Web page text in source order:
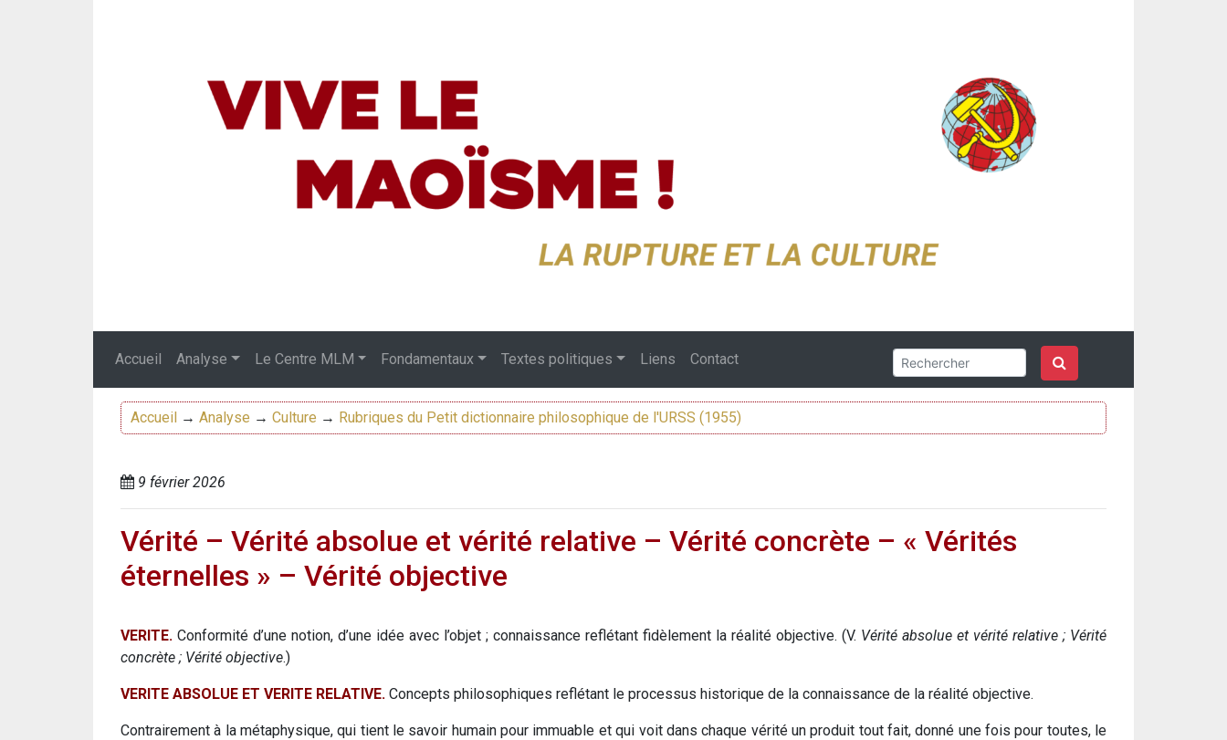
Accueil Analyse Le Centre MLM Fondamentaux Textes politiques Liens Contact
Accueil → Analyse → Culture → Rubriques du Petit dictionnaire philosophique de l'URSS (1955)
9 février 2026
Vérité – Vérité absolue et vérité relative – Vérité concrète – « Vérités
éternelles » – Vérité objective
VERITE. Conformité d’une notion, d’une idée avec l’objet ; connaissance reflétant fidèlement la réalité objective. (V. Vérité absolue et vérité relative ; Vérité
concrète ; Vérité objective.)
VERITE ABSOLUE ET VERITE RELATIVE. Concepts philosophiques reflétant le processus historique de la connaissance de la réalité objective.
Contrairement à la métaphysique, qui tient le savoir humain pour immuable et qui voit dans chaque vérité un produit tout fait, donné une fois pour toutes, le